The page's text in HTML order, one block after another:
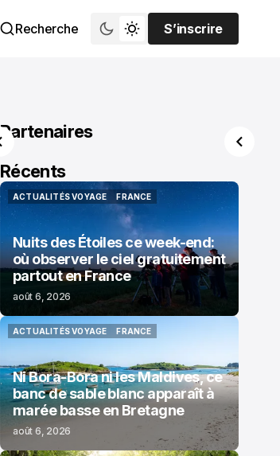
Recherche
S’inscrire
S’inscrire
Partenaires
Récents
ACTUALITÉS VOYAGE
ACTUALITÉS VOYAGE
FRANCE
FRANCE
Nuits des Étoiles ce week-end:
où observer le ciel gratuitement
partout en France
août 6, 2026
ACTUALITÉS VOYAGE
FRANCE
Ni Bora-Bora ni les Maldives, ce
banc de sable blanc apparaît à
marée basse en Bretagne
août 6, 2026